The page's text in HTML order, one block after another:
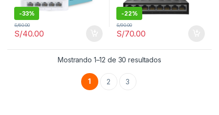
-33%
S/40.00
S/60.00
-22%
S/70.00
S/90.00
Mostrando 1–12 de 30 resultadosOrdenado por los
1 2 3